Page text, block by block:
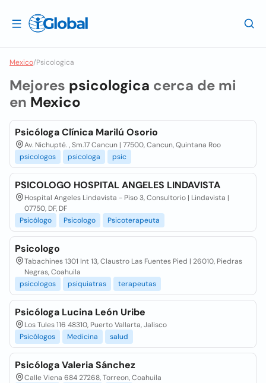
Mexico/Psicologica
Mejores psicologica cerca de mi
en Mexico
Psicóloga Clínica Marilú Osorio
Av. Nichupté. , Sm.17 Cancun | 77500, Cancun, Quintana Roo
psicologos
psicologa psic
PSICOLOGO HOSPITAL ANGELES LINDAVISTA
Hospital Angeles Lindavista - Piso 3, Consultorio | Lindavista |
07750, DF, DF
Psicólogo
Psicologo Psicoterapeuta
Psicologo
Tabachines 1301 Int 13, Claustro Las Fuentes Pied | 26010, Piedras
Negras, Coahuila
psicologos
psiquiatras terapeutas
Psicóloga Lucina León Uribe
Los Tules 116 48310, Puerto Vallarta, Jalisco
Psicólogos
Medicina salud
Psicóloga Valeria Sánchez
Calle Viena 684 27268, Torreon, Coahuila